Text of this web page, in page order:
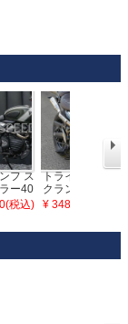
フ ス
ー40
キゾー
税込)
トライアンフ ス
クランブラー 40
0X ハイマウント
¥ 348,800(税込)